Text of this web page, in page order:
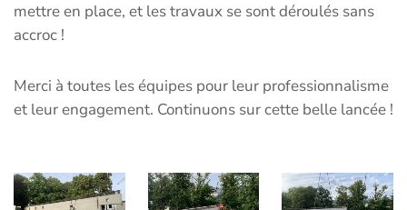
mettre en place, et les travaux se sont déroulés sans
accroc !
Merci à toutes les équipes pour leur professionnalisme
et leur engagement. Continuons sur cette belle lancée !